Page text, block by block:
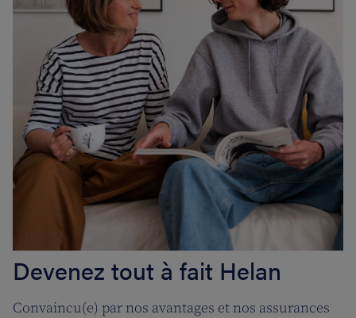
Devenez tout à fait Helan
Convaincu(e) par nos avantages et nos assurances